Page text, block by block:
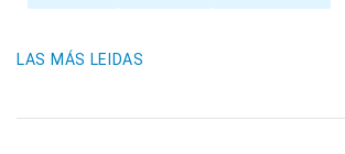
LAS MÁS LEIDAS